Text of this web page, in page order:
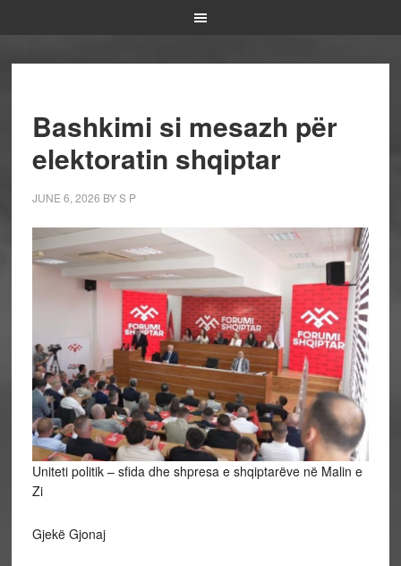
Bashkimi si mesazh për
elektoratin shqiptar
JUNE 6, 2026 BYS P
Uniteti politik – sfida dhe shpresa e shqiptarëve në Malin e
Zi
Gjekë Gjonaj